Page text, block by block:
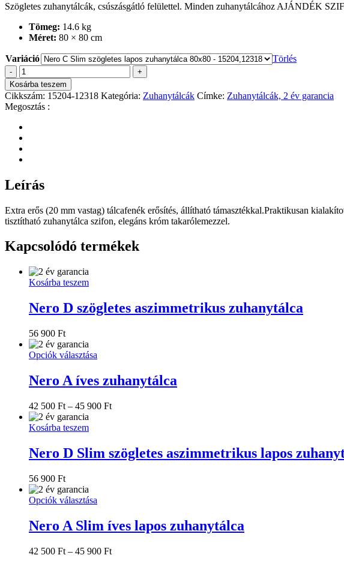
500 Ft
47
900 Ft
Szögletes zuhanytálcák, csúszásgátló felülettel. Minden zuhanytálcához AJÁNDÉK
Tömeg: 14.6 kg
Méret: 80 × 80 cm
Variáció Törlés
-
Nero
C
Slim
szögletes
lapos
zuhanytálca
mennyiség
+
Kosárba teszem
Cikkszám: 15204-12318 Kategória: Zuhanytálcák Címke: Zuhanytálcák, 2 év garancia
Megosztás :
Leírás
Extra erős (20 mm vastag) tálcafenék erősítés, állítható támasztékkal.Praktikusan
tisztítható zuhanytálca szifon, elegáns króm takarólemezzel.
Kapcsolódó termékek
Kosárba teszem
Nero D szögletes aszimmetrikus zuhanytálca
56 900 Ft
Opciók választása
terméknek
több
van.
termékoldalon
választhatók
Nero A íves zuhanytálca
42 500 Ft – 45 900 FtÁrtartomány:
900 Ft
Kosárba teszem
Nero D Slim szögletes aszimmetrikus lapos
56 900 Ft
Opciók választása
terméknek
több
van.
Nero A Slim íves lapos zuhanytálca
42 500 Ft – 45 900 FtÁrtartomány: